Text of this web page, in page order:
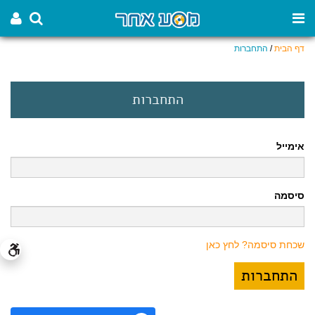
דף הבית/ התחברות
התחברות
אימייל
סיסמה
שכחת סיסמה? לחץ כאן